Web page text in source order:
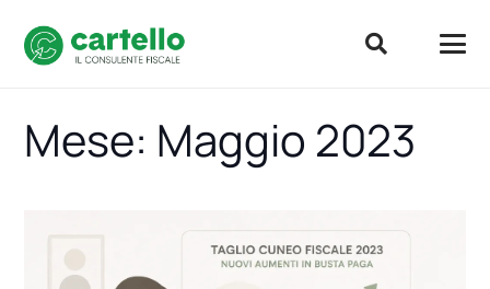
Mese: Maggio 2023